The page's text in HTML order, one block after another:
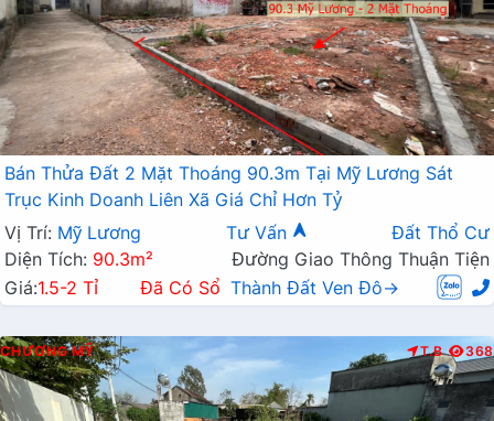
Bán Thửa Đất 2 Mặt Thoáng 90.3m Tại Mỹ Lương Sát
Trục Kinh Doanh Liên Xã Giá Chỉ Hơn Tỷ
Vị Trí: Mỹ Lương Tư Vấn
Đất Thổ Cư
Diện Tích: 90.3m²
Đường Giao Thông Thuận Tiện
Giá:1.5-2 Tỉ Đã Có Sổ Thành Đất Ven Đô→
CHƯƠNG MỸ T.B 368